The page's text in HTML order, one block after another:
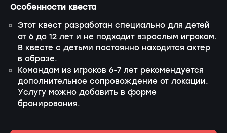
Особенности квеста
Этот квест разработан специально для детей
от 6 до 12 лет и не подходит взрослым игрокам.
В квесте с детьми постоянно находится актер
в образе.
Командам из игроков 6-7 лет рекомендуется
дополнительное сопровождение от локации.
Услугу можно добавить в форме
бронирования.